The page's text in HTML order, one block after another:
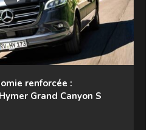
renforcée :
Grand Canyon S